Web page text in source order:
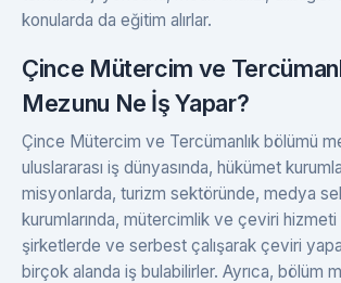
konularda da eğitim alırlar.
Çince Mütercim ve
Mezunu Ne İş Yapar?
Çince Mütercim ve Tercümanlık bölümü
uluslararası iş dünyasında, hükümet
misyonlarda, turizm sektöründe, medya
kurumlarında, mütercimlik ve çeviri
şirketlerde ve serbest çalışarak çeviri
birçok alanda iş bulabilirler. Ayrıca, bölüm